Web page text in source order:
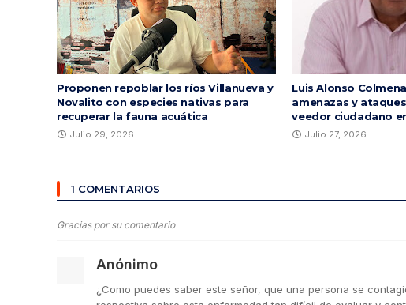
Proponen repoblar los ríos Villanueva y
Novalito con especies nativas para
recuperar la fauna acuática
Julio 29, 2026
Luis Alonso
amenazas y
veedor ciudadano
Julio 27, 2026
1 COMENTARIOS
Gracias por su comentario
Anónimo
¿Como puedes saber este señor, que una persona se